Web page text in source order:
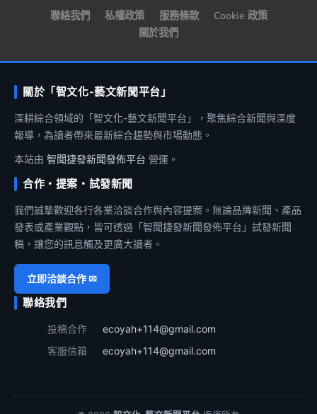
聯絡我們 私權政策 服務條款
Cookie 政策
關於我們
關於「智文化-藝文新聞平台」
深耕綜合領域的「智文化-藝文新聞平台」，聚焦綜合新聞與深度
報導，為讀者帶來最新綜合趨勢與市場動態。
本站由 智聞捷發新聞發佈平台 營運。
合作・提案・試發新聞
我們誠摯歡迎各行各業洽談合作與內容提案。無論品牌新聞、產品
發表或產業觀點，皆可透過「智聞捷發新聞發佈平台」試發新聞
稿，讓您的訊息觸及更廣大讀者。
立即洽談合作 ✉
聯絡我們
投稿合作
ecoyah+114@gmail.com
客服信箱
ecoyah+114@gmail.com